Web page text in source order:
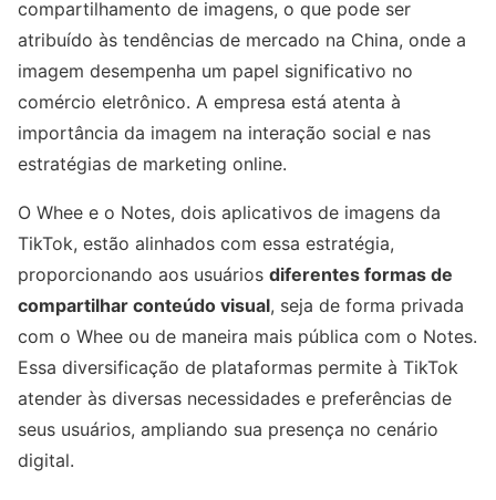
compartilhamento de imagens, o que pode ser
atribuído às tendências de mercado na China, onde a
imagem desempenha um papel significativo no
comércio eletrônico. A empresa está atenta à
importância da imagem na interação social e nas
estratégias de marketing online.
O Whee e o Notes, dois aplicativos de imagens da
TikTok, estão alinhados com essa estratégia,
proporcionando aos usuários diferentes formas de
compartilhar conteúdo visual, seja de forma privada
com o Whee ou de maneira mais pública com o Notes.
Essa diversificação de plataformas permite à TikTok
atender às diversas necessidades e preferências de
seus usuários, ampliando sua presença no cenário
digital.